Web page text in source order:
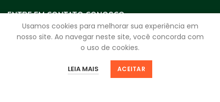
ENTRE EM CONTATO CONOSCO
WhatsApp:(17) 4009-3999
Usamos cookies para melhorar sua experiência em
nosso site. Ao navegar neste site, você concorda com
o uso de cookies.
LEIA MAIS ACEITAR
Favoritos